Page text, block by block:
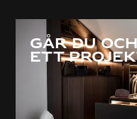
Går du
ett